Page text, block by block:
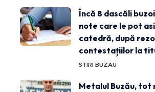
Încă 8 dascăli
note care le pot
catedră, după
contestațiilor la
STIRI BUZAU
Metalul Buzău, tot